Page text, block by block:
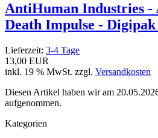
AntiHuman Industries -
Death Impulse -
Lieferzeit: 3-4 Tage
13,00 EUR
inkl. 19 % MwSt. zzgl. Versandkosten
Diesen Artikel haben wir am
aufgenommen.
Kategorien